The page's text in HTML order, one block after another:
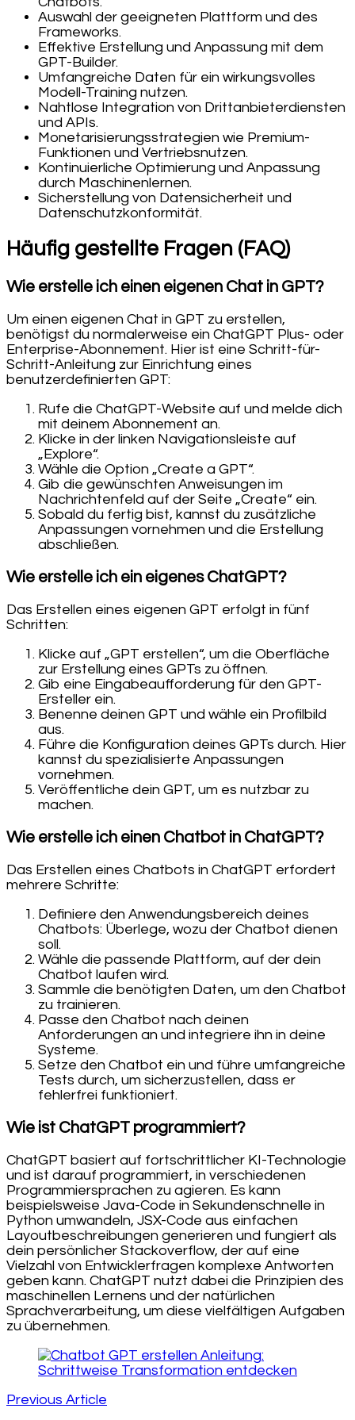
Auswahl der geeigneten Plattform und des
Frameworks.
Effektive Erstellung und Anpassung mit dem
GPT-Builder.
Umfangreiche Daten für ein wirkungsvolles
Modell-Training nutzen.
Nahtlose Integration von Drittanbieterdiensten
und APIs.
Monetarisierungsstrategien wie Premium-
Funktionen und Vertriebsnutzen.
Kontinuierliche Optimierung und Anpassung
durch Maschinenlernen.
Sicherstellung von Datensicherheit und
Datenschutzkonformität.
Häufig gestellte Fragen (FAQ)
Wie erstelle ich einen eigenen Chat in GPT?
Um einen eigenen Chat in GPT zu erstellen,
benötigst du normalerweise ein ChatGPT Plus- oder
Enterprise-Abonnement. Hier ist eine Schritt-für-
Schritt-Anleitung zur Einrichtung eines
benutzerdefinierten GPT:
Rufe die ChatGPT-Website auf und melde dich
mit deinem Abonnement an.
Klicke in der linken Navigationsleiste auf
„Explore“.
Wähle die Option „Create a GPT“.
Gib die gewünschten Anweisungen im
Nachrichtenfeld auf der Seite „Create“ ein.
Sobald du fertig bist, kannst du zusätzliche
Anpassungen vornehmen und die Erstellung
abschließen.
Wie erstelle ich ein eigenes ChatGPT?
Das Erstellen eines eigenen GPT erfolgt in fünf
Schritten:
Klicke auf „GPT erstellen“, um die Oberfläche
zur Erstellung eines GPTs zu öffnen.
Gib eine Eingabeaufforderung für den GPT-
Ersteller ein.
Benenne deinen GPT und wähle ein Profilbild
aus.
Führe die Konfiguration deines GPTs durch. Hier
kannst du spezialisierte Anpassungen
vornehmen.
Veröffentliche dein GPT, um es nutzbar zu
machen.
Wie erstelle ich einen Chatbot in ChatGPT?
Das Erstellen eines Chatbots in ChatGPT erfordert
mehrere Schritte:
Definiere den Anwendungsbereich deines
Chatbots: Überlege, wozu der Chatbot dienen
soll.
Wähle die passende Plattform, auf der dein
Chatbot laufen wird.
Sammle die benötigten Daten, um den Chatbot
zu trainieren.
Passe den Chatbot nach deinen
Anforderungen an und integriere ihn in deine
Systeme.
Setze den Chatbot ein und führe umfangreiche
Tests durch, um sicherzustellen, dass er
fehlerfrei funktioniert.
Wie ist ChatGPT programmiert?
ChatGPT basiert auf fortschrittlicher KI-Technologie
und ist darauf programmiert, in verschiedenen
Programmiersprachen zu agieren. Es kann
beispielsweise Java-Code in Sekundenschnelle in
Python umwandeln, JSX-Code aus einfachen
Layoutbeschreibungen generieren und fungiert als
dein persönlicher Stackoverflow, der auf eine
Vielzahl von Entwicklerfragen komplexe Antworten
geben kann. ChatGPT nutzt dabei die Prinzipien des
maschinellen Lernens und der natürlichen
Sprachverarbeitung, um diese vielfältigen Aufgaben
zu übernehmen.
Post
Navigation
Previous Article